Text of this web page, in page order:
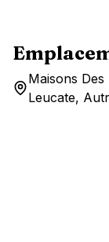
Maisons
Leucate,